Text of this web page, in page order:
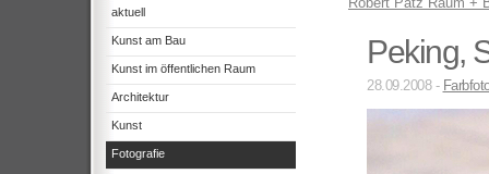
aktuell
Kunst am Bau
Kunst im öffentlichen Raum
Architektur
Kunst
Fotografie
Peking,
28.09.2008 -